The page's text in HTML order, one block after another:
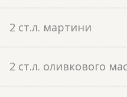
2 ст.л. мартини
2 ст.л. оливкового